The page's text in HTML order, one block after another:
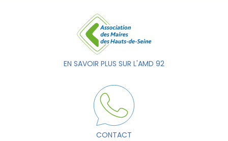
EN SAVOIR PLUS SUR L'AMD 92
CONTACT